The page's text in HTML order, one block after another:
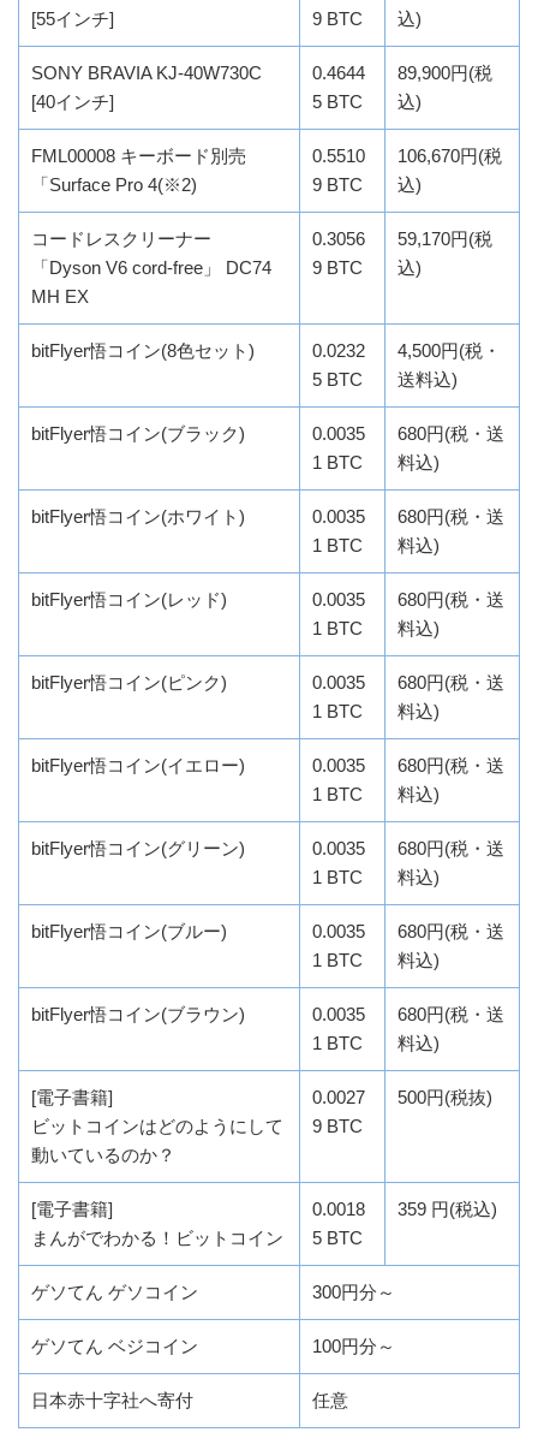
[55インチ] 9 BTC 込)
SONY BRAVIA KJ-40W730C
[40インチ]
0.4644
5 BTC
89,900円(税
込)
FML00008 キーボード別売
「Surface Pro 4(※2)
0.5510
9 BTC
106,670円(税
込)
コードレスクリーナー
「Dyson V6 cord-free」 DC74
MH EX
0.3056
9 BTC
59,170円(税
込)
bitFlyer悟コイン(8色セット)
0.0232
5 BTC
4,500円(税・
送料込)
bitFlyer悟コイン(ブラック)
0.0035
1 BTC
680円(税・送
料込)
bitFlyer悟コイン(ホワイト)
0.0035
1 BTC
680円(税・送
料込)
bitFlyer悟コイン(レッド)
0.0035
1 BTC
680円(税・送
料込)
bitFlyer悟コイン(ピンク)
0.0035
1 BTC
680円(税・送
料込)
bitFlyer悟コイン(イエロー)
0.0035
1 BTC
680円(税・送
料込)
bitFlyer悟コイン(グリーン)
0.0035
1 BTC
680円(税・送
料込)
bitFlyer悟コイン(ブルー)
0.0035
1 BTC
680円(税・送
料込)
bitFlyer悟コイン(ブラウン)
0.0035
1 BTC
680円(税・送
料込)
[電子書籍]
ビットコインはどのようにして
動いているのか？
0.0027
9 BTC
500円(税抜)
[電子書籍]
まんがでわかる！ビットコイン
0.0018
5 BTC
359 円(税込)
ゲソてん ゲソコイン 300円分～
ゲソてん ベジコイン 100円分～
日本赤十字社へ寄付 任意